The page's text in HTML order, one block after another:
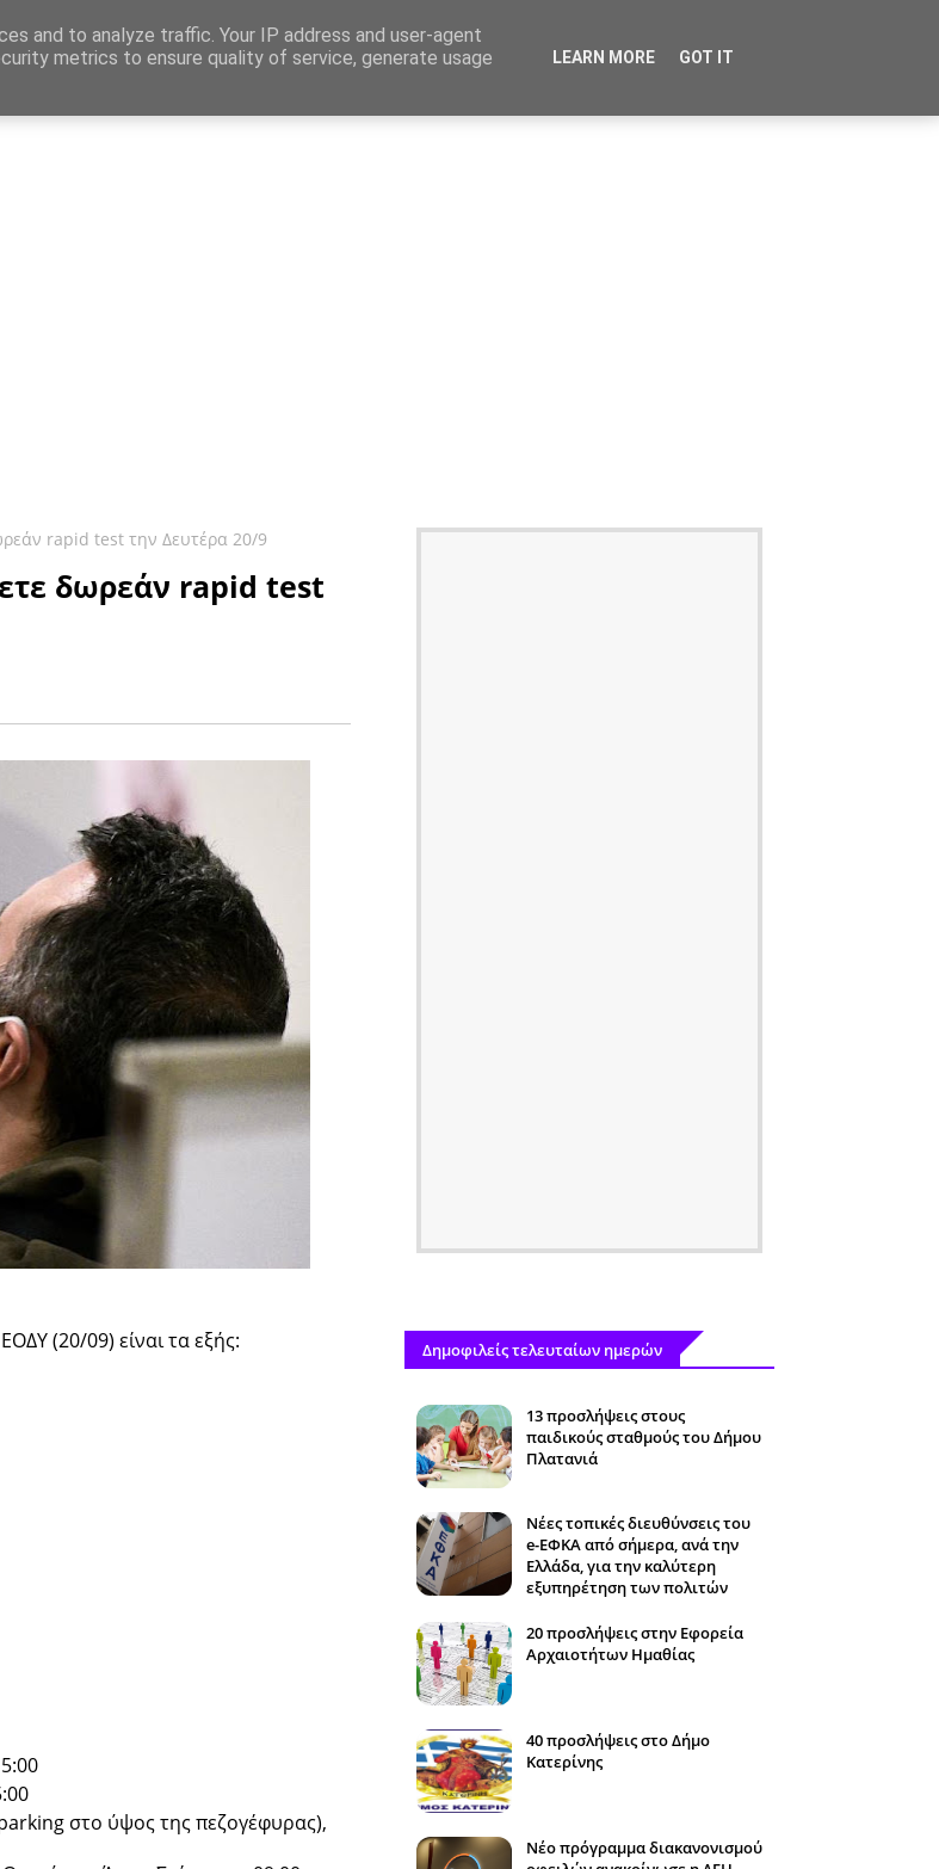
rapid test την Δευτέρα 20/9
δωρεάν rapid test
(20/09) είναι τα εξής:
στο ύψος της πεζογέφυρας),
Δημοφιλείς τελευταίων ημερών
13 προσλήψεις στους
παιδικούς σταθμούς του Δήμου
Πλατανιά
Νέες τοπικές διευθύνσεις του
e-ΕΦΚΑ από σήμερα, ανά την
Ελλάδα, για την καλύτερη
εξυπηρέτηση των πολιτών
20 προσλήψεις στην Εφορεία
Αρχαιοτήτων Ημαθίας
40 προσλήψεις στο Δήμο
Κατερίνης
Νέο πρόγραμμα διακανονισμού
and to analyze traffic. Your IP address and user-agent
metrics to ensure quality of service, generate usage
LEARN MORE GOT IT